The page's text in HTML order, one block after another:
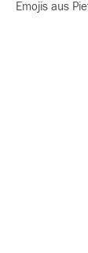
Emojis aus